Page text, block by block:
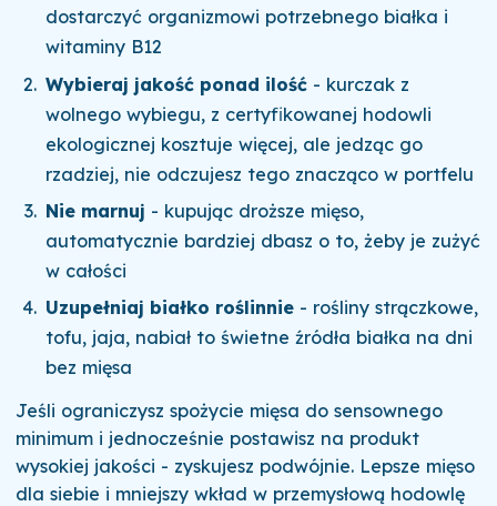
dostarczyć organizmowi potrzebnego białka i
witaminy B12
Wybieraj jakość ponad ilość - kurczak z
wolnego wybiegu, z certyfikowanej hodowli
ekologicznej kosztuje więcej, ale jedząc go
rzadziej, nie odczujesz tego znacząco w portfelu
Nie marnuj - kupując droższe mięso,
automatycznie bardziej dbasz o to, żeby je zużyć
w całości
Uzupełniaj białko roślinnie - rośliny strączkowe,
tofu, jaja, nabiał to świetne źródła białka na dni
bez mięsa
Jeśli ograniczysz spożycie mięsa do sensownego
minimum i jednocześnie postawisz na produkt
wysokiej jakości - zyskujesz podwójnie. Lepsze mięso
dla siebie i mniejszy wkład w przemysłową hodowlę